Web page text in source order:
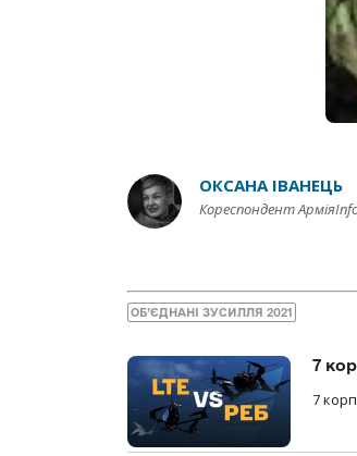
ОКСАНА ІВАНЕЦЬ
Кореспондент
ОБ’ЄДНАНІ ЗУСИЛЛЯ 2021
7
7